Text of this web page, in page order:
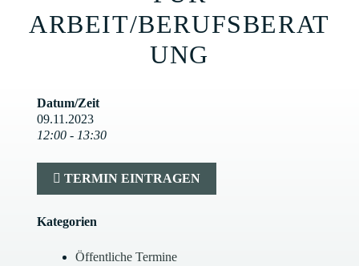
ARBEIT/BERUFSBERAT
UNG
Datum/Zeit
09.11.2023
12:00 - 13:30
TERMIN EINTRAGEN
Kategorien
Öffentliche Termine